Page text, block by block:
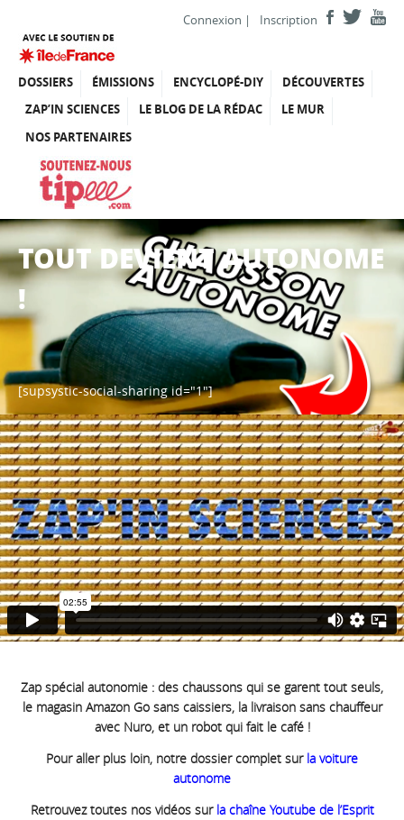
Connexion | Inscription
DOSSIERS ÉMISSIONS ENCYCLOPÉ-DIY
DÉCOUVERTES
ZAP’IN SCIENCES
LE BLOG DE LA RÉDAC
LE MUR
NOS PARTENAIRES
TOUT DEVIENT AUTONOME
!
[supsystic-social-sharing id="1"]
Zap spécial autonomie : des chaussons qui se garent tout seuls,
le magasin Amazon Go sans caissiers, la livraison sans chauffeur
avec Nuro, et un robot qui fait le café !
Pour aller plus loin, notre dossier complet sur la voiture
autonome
Retrouvez toutes nos vidéos sur la chaîne Youtube de l’Esprit